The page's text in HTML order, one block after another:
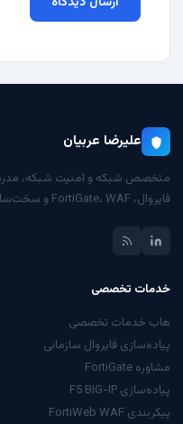
علیرضا عربیان
متخصص شبکه و امنیت شبکه،
فایروال، FortiGate، WAF و سخت‌سازی زیرساخت.
خدمات تخصصی
هاب خدمات تخصصی
پیاده‌سازی فایروال سازمانی
مشاوره FortiGate
پیاده‌سازی F5 BIG-IP
پیکربندی FortiWeb WAF